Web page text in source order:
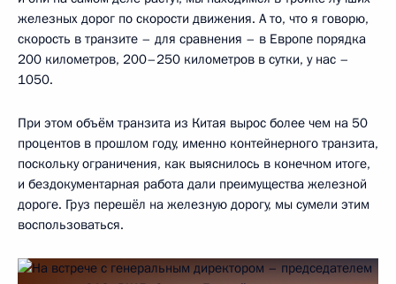
железных дорог по скорости движения. А то, что я говорю,
скорость в транзите – для сравнения – в Европе порядка
200 километров, 200–250 километров в сутки, у нас –
1050.
При этом объём транзита из Китая вырос более чем на 50
процентов в прошлом году, именно контейнерного транзита,
поскольку ограничения, как выяснилось в конечном итоге,
и бездокументарная работа дали преимущества железной
дороге. Груз перешёл на железную дорогу, мы сумели этим
воспользоваться.